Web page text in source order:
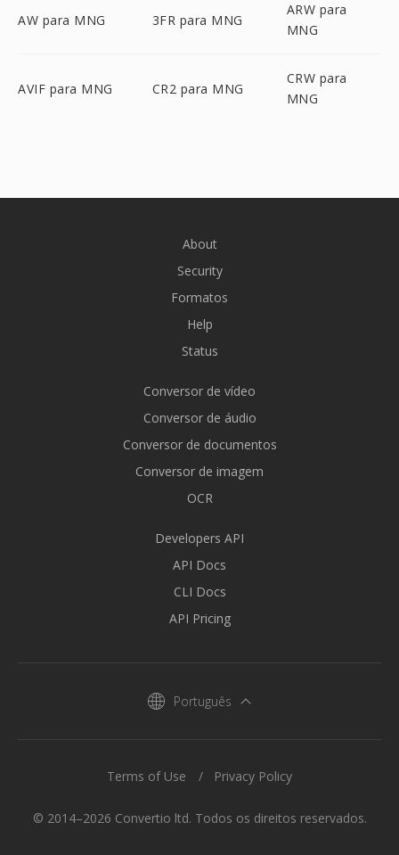
AW para MNG 3FR para MNG
ARW para
MNG
AVIF para MNG CR2 para MNG
CRW para
MNG
About
Security
Formatos
Help
Status
Conversor de vídeo
Conversor de áudio
Conversor de documentos
Conversor de imagem
OCR
Developers API
API Docs
CLI Docs
API Pricing
Português
© 2014–2026 Convertio ltd. Todos os direitos reservados.
Terms of Use Privacy Policy